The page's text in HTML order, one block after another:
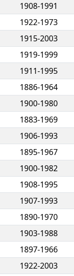
1908-1991
1922-1973
1915-2003
1919-1999
1911-1995
1886-1964
1900-1980
1883-1969
1906-1993
1895-1967
1900-1982
1908-1995
1907-1993
1890-1970
1903-1988
1897-1966
1922-2003